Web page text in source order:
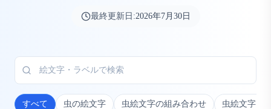
最終更新日:2026年7月30日
すべて 虫の絵文字 虫絵文字の組み合わせ 虫絵文字＋